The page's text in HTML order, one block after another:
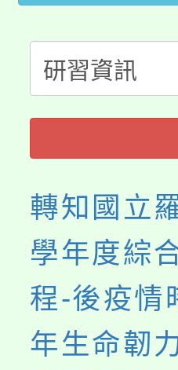
代理(課)
公告本
轉知中
《
程，歡
心理、
系所師
轉知國立
學年度綜
程-後疫情
年生命韌